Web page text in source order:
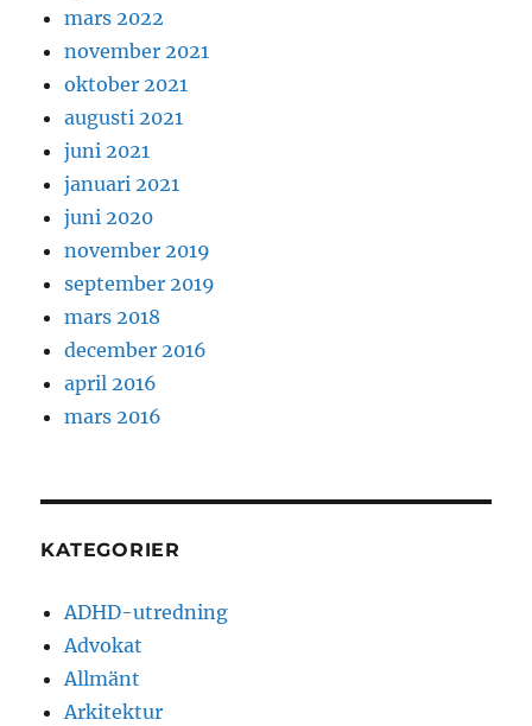
mars 2022
november 2021
oktober 2021
augusti 2021
juni 2021
januari 2021
juni 2020
november 2019
september 2019
mars 2018
december 2016
april 2016
mars 2016
KATEGORIER
ADHD-utredning
Advokat
Allmänt
Arkitektur